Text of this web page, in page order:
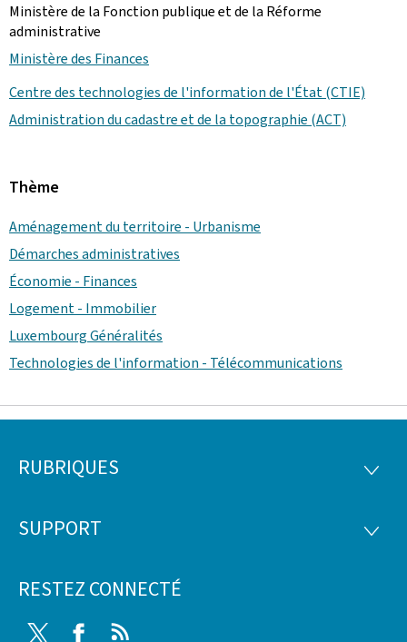
Ministère de la Fonction publique et de la Réforme
administrative
Ministère des Finances
Centre des technologies de l'information de l'État (CTIE)
Administration du cadastre et de la topographie (ACT)
Thème
Aménagement du territoire - Urbanisme
Démarches administratives
Économie - Finances
Logement - Immobilier
Luxembourg Généralités
Technologies de l'information - Télécommunications
Pied
page
RUBRIQUES
SUPPORT
RESTEZ CONNECTÉ
Twitter Facebook